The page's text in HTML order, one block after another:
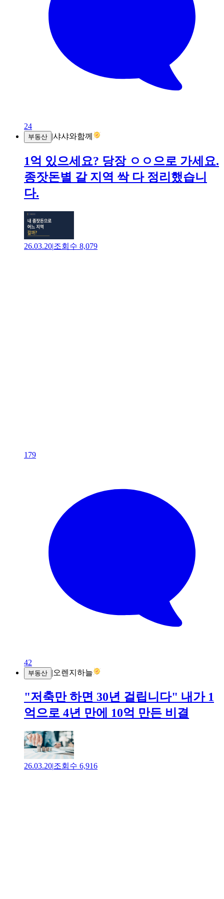
24
부동산 |샤샤와함께
1억 있으세요? 당장 ㅇㅇ으로 가세요.
종잣돈별 갈 지역 싹 다 정리했습니
다.
26.03.20|조회수 8,079
179
42
부동산 |오렌지하늘
"저축만 하면 30년 걸립니다" 내가 1
억으로 4년 만에 10억 만든 비결
26.03.20|조회수 6,916